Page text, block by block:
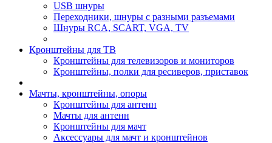
USB шнуры
Переходники, шнуры с разными разъемами
Шнуры RCA, SCART, VGA, TV
Кронштейны для ТВ
Кронштейны для телевизоров и мониторов
Кронштейны, полки для ресиверов, приставок
Мачты, кронштейны, опоры
Кронштейны для антенн
Мачты для антенн
Кронштейны для мачт
Аксессуары для мачт и кронштейнов